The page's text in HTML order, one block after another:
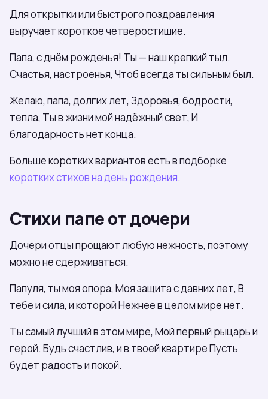
Для открытки или быстрого поздравления
выручает короткое четверостишие.
Папа, с днём рожденья! Ты — наш крепкий тыл.
Счастья, настроенья, Чтоб всегда ты сильным был.
Желаю, папа, долгих лет, Здоровья, бодрости,
тепла, Ты в жизни мой надёжный свет, И
благодарность нет конца.
Больше коротких вариантов есть в подборке
коротких стихов на день рождения.
Стихи папе от дочери
Дочери отцы прощают любую нежность, поэтому
можно не сдерживаться.
Папуля, ты моя опора, Моя защита с давних лет, В
тебе и сила, и которой Нежнее в целом мире нет.
Ты самый лучший в этом мире, Мой первый рыцарь и
герой. Будь счастлив, и в твоей квартире Пусть
будет радость и покой.